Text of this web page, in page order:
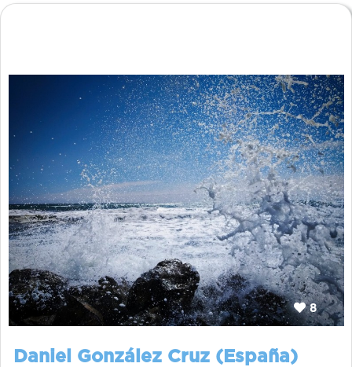
8
Daniel González Cruz (España)